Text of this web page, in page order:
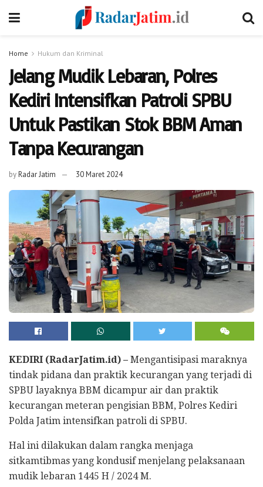
Home Hukum dan Kriminal
Jelang Mudik Lebaran, Polres
Kediri Intensifkan Patroli SPBU
Untuk Pastikan Stok BBM Aman
Tanpa Kecurangan
byRadar Jatim 30 Maret 2024
KEDIRI (RadarJatim.id) – Mengantisipasi maraknya
tindak pidana dan praktik kecurangan yang terjadi di
SPBU layaknya BBM dicampur air dan praktik
kecurangan meteran pengisian BBM, Polres Kediri
Polda Jatim intensifkan patroli di SPBU.
Hal ini dilakukan dalam rangka menjaga
sitkamtibmas yang kondusif menjelang pelaksanaan
mudik lebaran 1445 H / 2024 M.